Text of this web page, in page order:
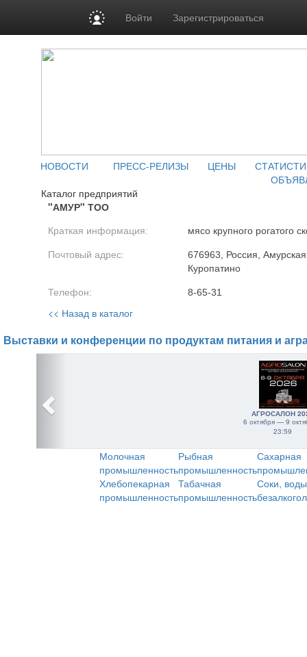
Войти Зарегистрироваться
НОВОСТИ ПРЕСС-РЕЛИЗЫ ЦЕНЫ
Каталог предприятий
"АМУР" ТОО
Краткая информация: мясо крупного рогатого
Почтовый адрес:
676963, Россия,
Куропатино
Телефон: 8-65-31
<< Назад в каталог
Выставки и конференции по продуктам питания и
АГРОСАЛОН
6 октября — 9
23:59
Молочная
промышленность
Рыбная
промышленность
Сахарная
Хлебопекарная
промышленность
Табачная
промышленность
Соки,